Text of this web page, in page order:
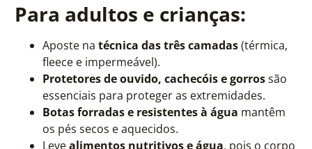
Para adultos e crianças:
Aposte na técnica das três camadas(térmica,
fleece e impermeável).
Protetores de ouvido, cachecóis e gorrossão
essenciais para proteger as extremidades.
Botas forradas e resistentes à água mantêm
os pés secos e aquecidos.
Levealimentos nutritivos e água, pois o corpo